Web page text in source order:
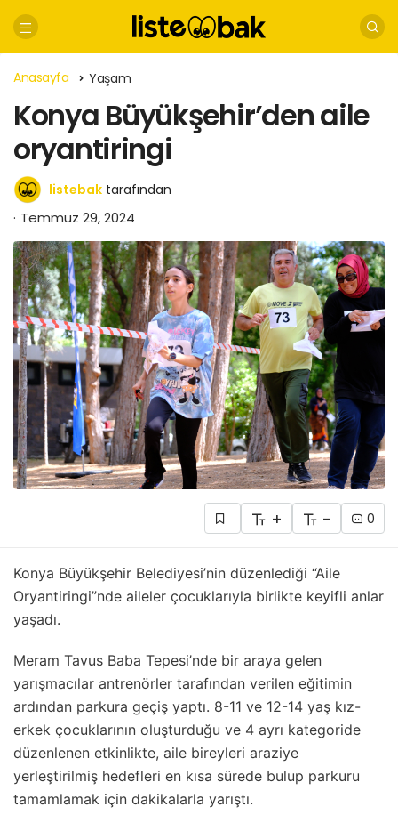
Anasayfa Yaşam
Konya Büyükşehir’den aile
oryantiringi
listebak tarafından
Temmuz 29, 2024
+ - 0
Konya Büyükşehir Belediyesi’nin düzenlediği “Aile
Oryantiringi”nde aileler çocuklarıyla birlikte keyifli anlar
yaşadı.
Meram Tavus Baba Tepesi’nde bir araya gelen
yarışmacılar antrenörler tarafından verilen eğitimin
ardından parkura geçiş yaptı. 8-11 ve 12-14 yaş kız-
erkek çocuklarının oluşturduğu ve 4 ayrı kategoride
düzenlenen etkinlikte, aile bireyleri araziye
yerleştirilmiş hedefleri en kısa sürede bulup parkuru
tamamlamak için dakikalarla yarıştı.